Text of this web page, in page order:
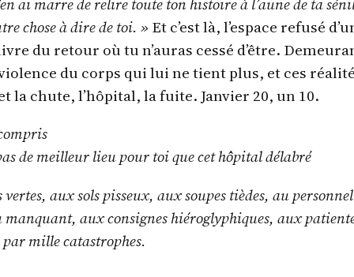
ai marre de relire toute ton histoire à l’aune de ta
chose à dire de toi. » Et c’est là, l’espace refusé
du retour où tu n’auras cessé d’être.
du corps qui lui ne tient plus, et ces
la chute, l’hôpital, la fuite. Janvier 20, un 10.
de meilleur lieu pour toi que cet hôpital délabré
aux sols pisseux, aux soupes tièdes, au personnel
manquant, aux consignes hiéroglyphiques, aux
par mille catastrophes.